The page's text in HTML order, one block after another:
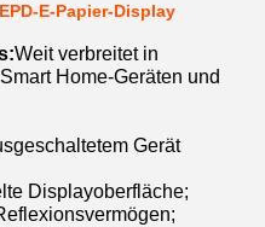
E-Papier-Display
Weit verbreitet in
Home-Geräten und
Gerät
Displayoberfläche;